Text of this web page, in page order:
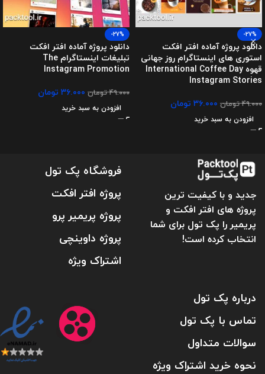
-27%
دانلود پروژه آماده افتر افکت
استوری های اینستاگرام روز جهانی
قهوه International Coffee Day
Instagram Stories
۴۹.۰۰۰تومان ۳۶.۰۰۰ تومان
افزودن به سبد خرید
-27%
دانلود پروژه آماده افتر افکت
تبلیغات اینستاگرام The
Instagram Promotion
۴۹.۰۰۰تومان ۳۶.۰۰۰ تومان
افزودن به سبد خرید
جدید و با کیفیت ترین
پروژه های افتر افکت و
پریمیر را پک تول برای شما
انتخاب کرده است!
فروشگاه پک تول
پروژه افتر افکت
پروژه پریمیر پرو
پروژه داوینچی
اشتراک ویژه
درباره پک تول
تماس با پک تول
سوالات متداول
نحوه خرید اشتراک ویژه